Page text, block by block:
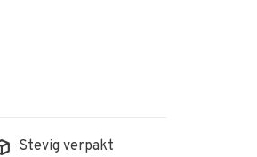
Stevig verpakt